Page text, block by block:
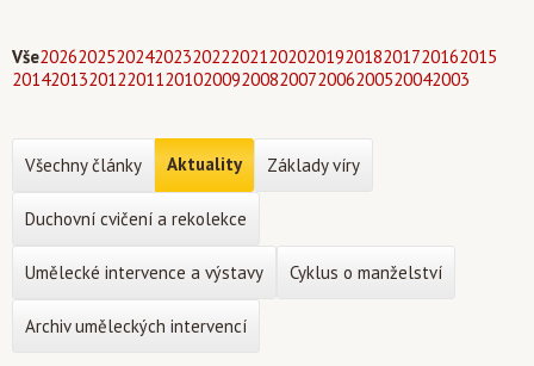
Vše202620252024202320222021202020192018201720162015
201420132012201120102009200820072006200520042003
Všechny články Aktuality Základy víry
Duchovní cvičení a rekolekce
Umělecké intervence a výstavy Cyklus o manželství
Archiv uměleckých intervencí